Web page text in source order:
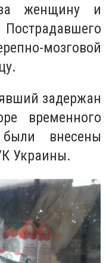
за женщину и
мозговой
задержан
временного
внесены
Украины.